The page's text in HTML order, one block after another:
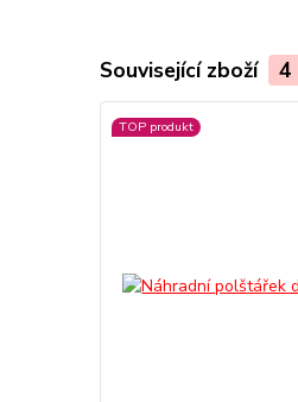
Související zboží 4
TOP produkt